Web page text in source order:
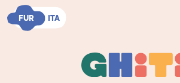
FUR ITA
FUR ITA
Ghiti